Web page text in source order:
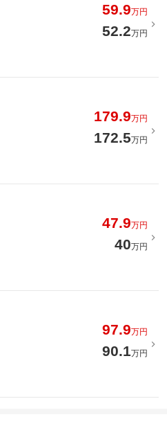
59.9万円
52.2万円
179.9万円
172.5万円
47.9万円
40万円
97.9万円
90.1万円